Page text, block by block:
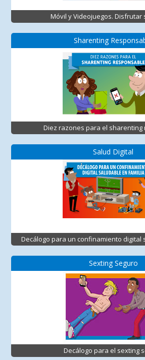
Móvil y Videojuegos. Disfrutar
Sharenting
Diez razones para el sharenting
Salud Digital
Decálogo para un confinamiento digital
Sexting Seguro
Decálogo para el sexting